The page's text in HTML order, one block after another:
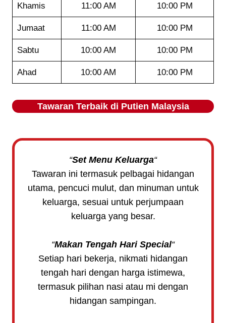
Khamis 11:00 AM 10:00 PM
Jumaat 11:00 AM 10:00 PM
Sabtu 10:00 AM 10:00 PM
Ahad 10:00 AM 10:00 PM
Tawaran Terbaik di Putien Malaysia
“Set Menu Keluarga“
Tawaran ini termasuk pelbagai hidangan
utama, pencuci mulut, dan minuman untuk
keluarga, sesuai untuk perjumpaan
keluarga yang besar.
“Makan Tengah Hari Special“
Setiap hari bekerja, nikmati hidangan
tengah hari dengan harga istimewa,
termasuk pilihan nasi atau mi dengan
hidangan sampingan.